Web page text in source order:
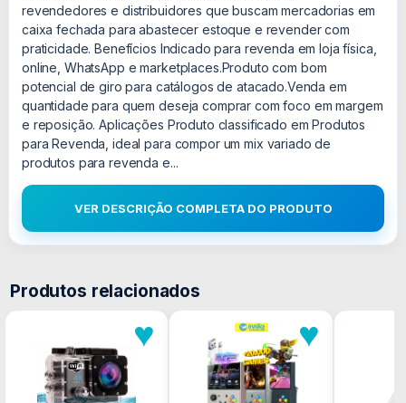
revendedores e distribuidores que buscam mercadorias em
caixa fechada para abastecer estoque e revender com
praticidade. Benefícios Indicado para revenda em loja física,
online, WhatsApp e marketplaces.Produto com bom
potencial de giro para catálogos de atacado.Venda em
quantidade para quem deseja comprar com foco em margem
e reposição. Aplicações Produto classificado em Produtos
para Revenda, ideal para compor um mix variado de
produtos para revenda e...
VER DESCRIÇÃO COMPLETA DO PRODUTO
Produtos relacionados
♥ ♥